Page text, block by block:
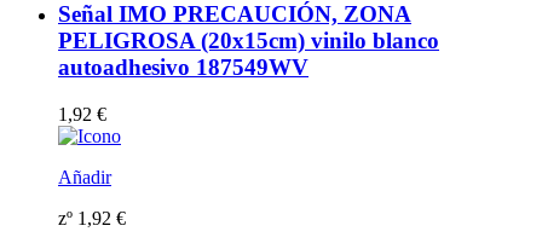
Señal IMO PRECAUCIÓN, ZONA
PELIGROSA (20x15cm) vinilo blanco
autoadhesivo 187549WV
1,92 €
Añadir
zº 1,92 €